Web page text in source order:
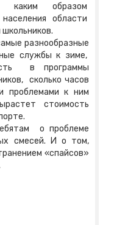
каким образом
области
разнообразные
службы к зиме,
в программы
сколько часов
проблемами к ним
стоимость
о проблеме
смесей. И о том,
«спайсов»